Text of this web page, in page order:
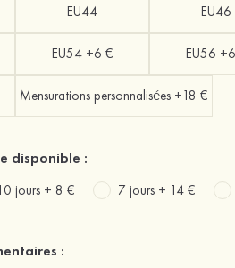
EU44 EU46
EU54 +6 € EU56
Mensurations personnalisées +18 €
disponible :
jours + 8 € 7 jours + 14 €
: